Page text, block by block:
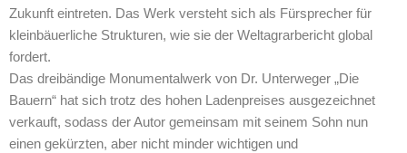
Zukunft eintreten. Das Werk versteht sich als Fürsprecher für
kleinbäuerliche Strukturen, wie sie der Weltagrarbericht global
fordert.
Das dreibändige Monumentalwerk von Dr. Unterweger „Die
Bauern“ hat sich trotz des hohen Ladenpreises ausgezeichnet
verkauft, sodass der Autor gemeinsam mit seinem Sohn nun
einen gekürzten, aber nicht minder wichtigen und